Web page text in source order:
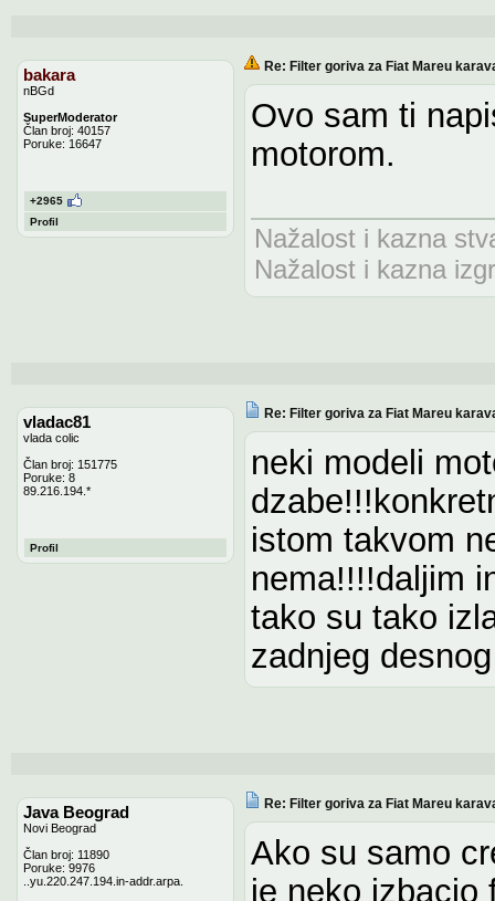
bakara
nBGd
SuperModerator
Član broj: 40157
Poruke: 16647
+2965
Profil
Re: Filter goriva za Fiat Mareu
Ovo sam ti
motorom.
Nažalost i kazna
Nažalost i kazna
vladac81
vlada colic
Član broj: 151775
Poruke: 8
89.216.194.*
Profil
Re: Filter goriva za Fiat Mareu
neki modeli
istom takvom
nema!!!!daljim
tako su tako
zadnjeg
Java Beograd
Novi Beograd
Član broj: 11890
Poruke: 9976
..yu.220.247.194.in-addr.arpa.
Re: Filter goriva za Fiat Mareu
Ako su samo
je neko izbacio